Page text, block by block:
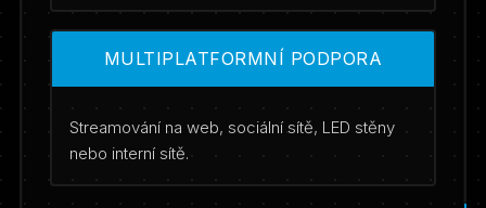
MULTIPLATFORMNÍ PODPORA
Streamování na web, sociální sítě, LED stěny
nebo interní sítě.